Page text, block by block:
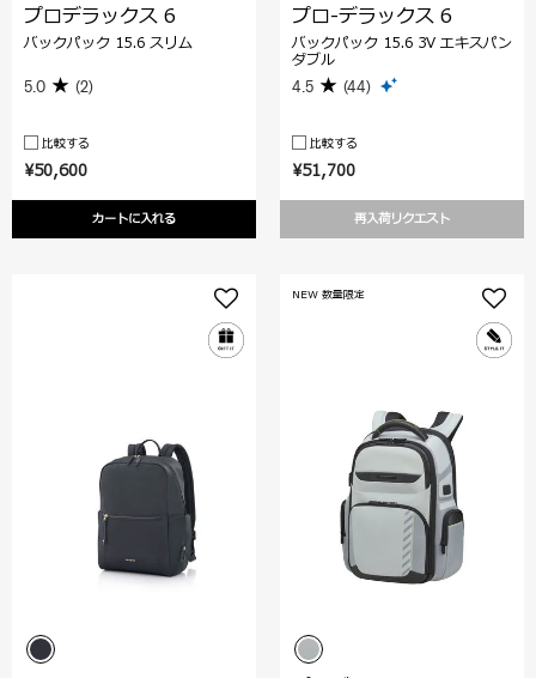
¥50,600
カートに入れる
プロデラックス 6
バックパック 15.6 スリム
5.0 (2)
比較する
¥51,700
再入荷リクエスト
プロ-デラックス 6
バックパック 15.6 3V エキスパン
ダブル
4.5 (44)
比較する
NEW 数量限定